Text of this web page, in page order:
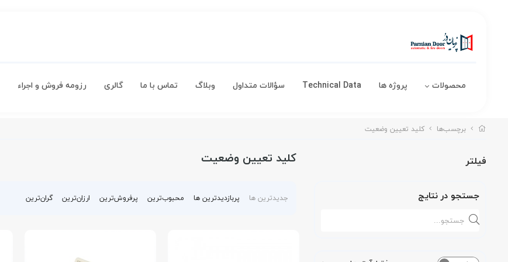
محصولات پروژه ها Technical Data سؤالات متداول وبلاگ تماس با ما گالری رزومه فروش و اجراء
برچسب‌ها کلید تعیین وضعیت
فیلتر
جستجو در نتایج
کلید تعیین وضعیت
جدیدترین ها پربازدیدترین ها محبوب‌‌ترین پرفروش‌ترین ارزان‌ترین گران‌ترین